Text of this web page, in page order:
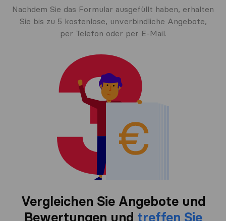
Nachdem Sie das Formular ausgefüllt haben, erhalten
Sie bis zu 5 kostenlose, unverbindliche Angebote,
per Telefon oder per E-Mail.
Vergleichen Sie Angebote und
Bewertungen und treffen Sie